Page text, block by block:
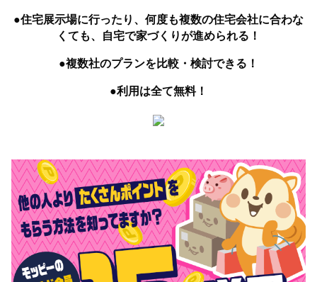
●住宅展示場に行ったり、何度も複数の住宅会社に合わな
くても、自宅で家づくりが進められる！
●複数社のプランを比較・検討できる！
●利用は全て無料！